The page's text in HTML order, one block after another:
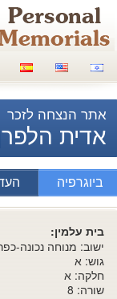
אתר הנצחה לזכר
אדית
ביוגרפיה
בית עלמין:
ישוב: מנוחה נכונה-
גוש: א
חלקה: א
שורה: 8